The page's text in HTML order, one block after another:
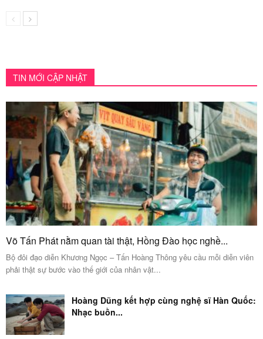
TIN MỚI CẬP NHẬT
Võ Tấn Phát nằm quan tài thật, Hồng Đào học nghề...
Bộ đôi đạo diễn Khương Ngọc – Tấn Hoàng Thông yêu cầu mỗi diễn viên
phải thật sự bước vào thế giới của nhân vật...
Hoàng Dũng kết hợp cùng nghệ sĩ Hàn Quốc:
Nhạc buồn...